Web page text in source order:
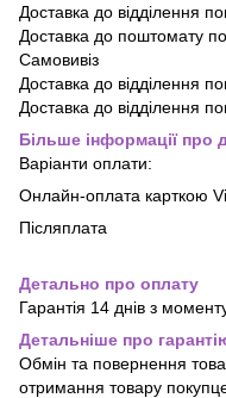
Доставка до відділення
Доставка до поштомату
Самовивіз
Доставка до відділення
Доставка до відділення
Більше інформації про
Варіанти оплати:
Онлайн-оплата карткою
Післяплата
Детально про оплату
Гарантія 14 днів з
Детальніше про
Обмін та повернення
отримання товару